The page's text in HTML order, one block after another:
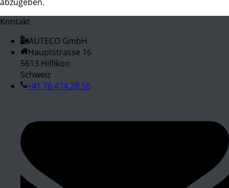
Kontakt
AUTECO GmbH
Hauptstrasse 16
5613 Hilfikon
Schweiz
+41 76 474 28 58